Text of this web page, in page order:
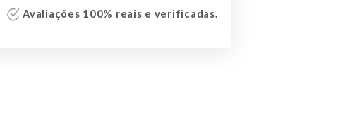
Avaliações 100% reais e verificadas.